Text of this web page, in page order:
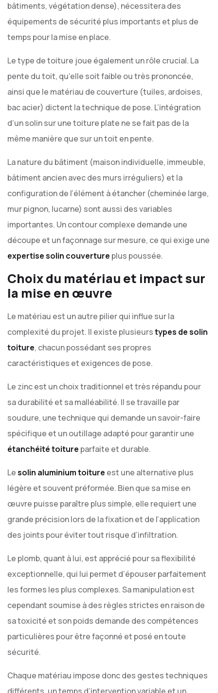
bâtiments, végétation dense), nécessitera des
équipements de sécurité plus importants et plus de
temps pour la mise en place.
Le type de toiture joue également un rôle crucial. La
pente du toit, qu’elle soit faible ou très prononcée,
ainsi que le matériau de couverture (tuiles, ardoises,
bac acier) dictent la technique de pose. L’intégration
d’un solin sur une toiture plate ne se fait pas de la
même manière que sur un toit en pente.
La nature du bâtiment (maison individuelle, immeuble,
bâtiment ancien avec des murs irréguliers) et la
configuration de l’élément à étancher (cheminée large,
mur pignon, lucarne) sont aussi des variables
importantes. Un contour complexe demande une
découpe et un façonnage sur mesure, ce qui exige une
expertise solin couverture plus poussée.
Choix du matériau et impact sur
la mise en œuvre
Le matériau est un autre pilier qui influe sur la
complexité du projet. Il existe plusieurstypes de solin
toiture, chacun possédant ses propres
caractéristiques et exigences de pose.
Le zinc est un choix traditionnel et très répandu pour
sa durabilité et sa malléabilité. Il se travaille par
soudure, une technique qui demande un savoir-faire
spécifique et un outillage adapté pour garantir une
étanchéité toiture parfaite et durable.
Lesolin aluminium toiture est une alternative plus
légère et souvent préformée. Bien que sa mise en
œuvre puisse paraître plus simple, elle requiert une
grande précision lors de la fixation et de l’application
des joints pour éviter tout risque d’infiltration.
Le plomb, quant à lui, est apprécié pour sa flexibilité
exceptionnelle, qui lui permet d’épouser parfaitement
les formes les plus complexes. Sa manipulation est
cependant soumise à des règles strictes en raison de
sa toxicité et son poids demande des compétences
particulières pour être façonné et posé en toute
sécurité.
Chaque matériau impose donc des gestes techniques